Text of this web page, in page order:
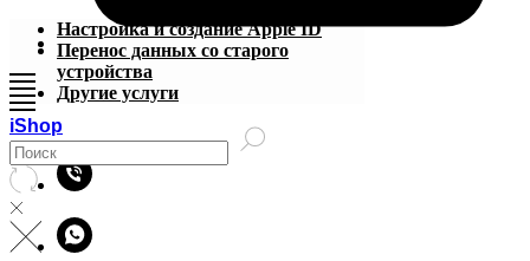
iShop
Настройка и создание Apple ID
Перенос данных со старого
устройства
Другие услуги